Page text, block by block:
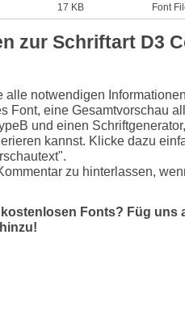
17 KB Font
zur Schriftart D3
alle notwendigen
Font, eine Gesamtvorschau
und einen
kannst. Klicke dazu
zu hinterlassen,
Fonts? Füg uns